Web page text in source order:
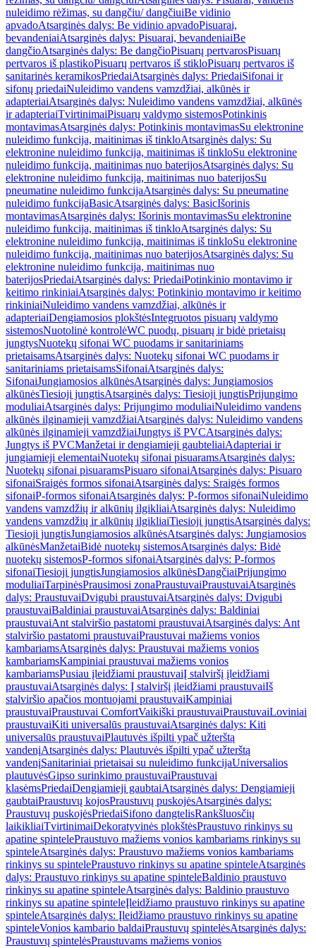
nuleidimo rėžimas, su dangčiu/ dangčiuiBe vidinio
apvadoAtsarginės dalys: Be vidinio apvadoPisuarai,
bevandeniaiAtsarginės dalys: Pisuarai, bevandeniaiBe
dangčioAtsarginės dalys: Be dangčioPisuarų pertvarosPisuarų
pertvaros iš plastikoPisuarų pertvaros iš stikloPisuarų pertvaros iš
sanitarinės keramikosPriedaiAtsarginės dalys: PriedaiSifonai ir
sifonų priedaiNuleidimo vandens vamzdžiai, alkūnės ir
adapteriaiAtsarginės dalys: Nuleidimo vandens vamzdžiai, alkūnės
ir adapteriaiTvirtinimaiPisuarų valdymo sistemosPotinkinis
montavimasAtsarginės dalys: Potinkinis montavimasSu elektronine
nuleidimo funkcija, maitinimas iš tinkloAtsarginės dalys: Su
elektronine nuleidimo funkcija, maitinimas iš tinkloSu elektronine
nuleidimo funkcija, maitinimas nuo baterijosAtsarginės dalys: Su
elektronine nuleidimo funkcija, maitinimas nuo baterijosSu
pneumatine nuleidimo funkcijaAtsarginės dalys: Su pneumatine
nuleidimo funkcijaBasicAtsarginės dalys: BasicIšorinis
montavimasAtsarginės dalys: Išorinis montavimasSu elektronine
nuleidimo funkcija, maitinimas iš tinkloAtsarginės dalys: Su
elektronine nuleidimo funkcija, maitinimas iš tinkloSu elektronine
nuleidimo funkcija, maitinimas nuo baterijosAtsarginės dalys: Su
elektronine nuleidimo funkcija, maitinimas nuo
baterijosPriedaiAtsarginės dalys: PriedaiPotinkinio montavimo ir
keitimo rinkiniaiAtsarginės dalys: Potinkinio montavimo ir keitimo
rinkiniaiNuleidimo vandens vamzdžiai, alkūnės ir
adapteriaiDengiamosios plokštėsIntegruotos pisuarų valdymo
sistemosNuotolinė kontrolėWC puodų, pisuarų ir bidė prietaisų
jungtysNuotekų sifonai WC puodams ir sanitariniams
prietaisamsAtsarginės dalys: Nuotekų sifonai WC puodams ir
sanitariniams prietaisamsSifonaiAtsarginės dalys:
SifonaiJungiamosios alkūnėsAtsarginės dalys: Jungiamosios
alkūnėsTiesioji jungtisAtsarginės dalys: Tiesioji jungtisPrijungimo
moduliaiAtsarginės dalys: Prijungimo moduliaiNuleidimo vandens
alkūnės ilginamieji vamzdžiaiAtsarginės dalys: Nuleidimo vandens
alkūnės ilginamieji vamzdžiaiJungtys iš PVCAtsarginės dalys:
Jungtys iš PVCManžetai ir dengiamieji gaubteliaiAdapteriai ir
jungiamieji elementaiNuotekų sifonai pisuaramsAtsarginės dalys:
Nuotekų sifonai pisuaramsPisuaro sifonaiAtsarginės dalys: Pisuaro
sifonaiSraigės formos sifonaiAtsarginės dalys: Sraigės formos
sifonaiP-formos sifonaiAtsarginės dalys: P-formos sifonaiNuleidimo
vandens vamzdžių ir alkūnių ilgikliaiAtsarginės dalys: Nuleidimo
vandens vamzdžių ir alkūnių ilgikliaiTiesioji jungtisAtsarginės dalys:
Tiesioji jungtisJungiamosios alkūnėsAtsarginės dalys: Jungiamosios
alkūnėsManžetaiBidė nuotekų sistemosAtsarginės dalys: Bidė
nuotekų sistemosP-formos sifonaiAtsarginės dalys: P-formos
sifonaiTiesioji jungtisJungiamosios alkūnėsDangčiaiPrijungimo
moduliaiTarpinėsPrausimosi zonaPraustuvaiPraustuvaiAtsarginės
dalys: PraustuvaiDvigubi praustuvaiAtsarginės dalys: Dvigubi
praustuvaiBaldiniai praustuvaiAtsarginės dalys: Baldiniai
praustuvaiAnt stalviršio pastatomi praustuvaiAtsarginės dalys: Ant
stalviršio pastatomi praustuvaiPraustuvai mažiems vonios
kambariamsAtsarginės dalys: Praustuvai mažiems vonios
kambariamsKampiniai praustuvai mažiems vonios
kambariamsPusiau įleidžiami praustuvaiĮ stalviršį įleidžiami
praustuvaiAtsarginės dalys: Į stalviršį įleidžiami praustuvaiIš
stalviršio apačios montuojami praustuvaiKampiniai
praustuvaiPraustuvai ComfortVaikiški praustuvaiPraustuvaiLoviniai
praustuvaiKiti universalūs praustuvaiAtsarginės dalys: Kiti
universalūs praustuvaiPlautuvės išpilti ypač užterštą
vandenįAtsarginės dalys: Plautuvės išpilti ypač užterštą
vandenįSanitariniai prietaisai su nuleidimo funkcijaUniversalios
plautuvėsGipso surinkimo praustuvaiPraustuvai
klasėmsPriedaiDengiamieji gaubtaiAtsarginės dalys: Dengiamieji
gaubtaiPraustuvų kojosPraustuvų puskojėsAtsarginės dalys:
Praustuvų puskojėsPriedaiSifono dangtelisRankšluosčių
laikikliaiTvirtinimaiDekoratyvinės plokštėsPraustuvo rinkinys su
apatine spintelePraustuvo mažiems vonios kambariams rinkinys su
spinteleAtsarginės dalys: Praustuvo mažiems vonios kambariams
rinkinys su spintelePraustuvo rinkinys su apatine spinteleAtsarginės
dalys: Praustuvo rinkinys su apatine spinteleBaldinio praustuvo
rinkinys su apatine spinteleAtsarginės dalys: Baldinio praustuvo
rinkinys su apatine spinteleĮleidžiamo praustuvo rinkinys su apatine
spinteleAtsarginės dalys: Įleidžiamo praustuvo rinkinys su apatine
spinteleVonios kambario baldaiPraustuvų spintelėsAtsarginės dalys:
Praustuvų spintelėsPraustuvams mažiems vonios